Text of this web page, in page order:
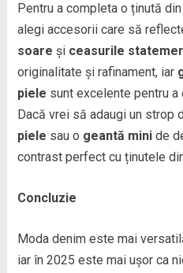
Pentru a completa o ținută
alegi accesorii care să
soare și ceasurile
originalitate și rafinament, iar
piele sunt excelente pentru a
Dacă vrei să adaugi un strop
piele sau o geantă minide
contrast perfect cu ținutele
Concluzie
Moda denim este mai
iar în 2025 este mai ușor ca